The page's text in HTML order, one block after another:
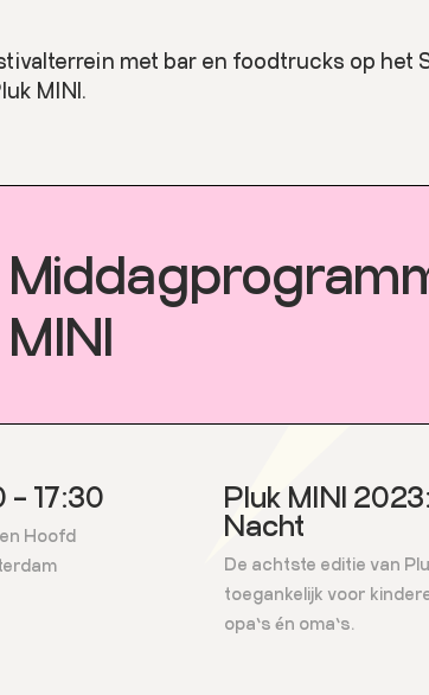
met bar en foodtrucks op het
MINI.
MINI
– 17:30
Hoofd
Pluk MINI
Nacht
De achtste editie van
toegankelijk voor
opa’s én oma’s.